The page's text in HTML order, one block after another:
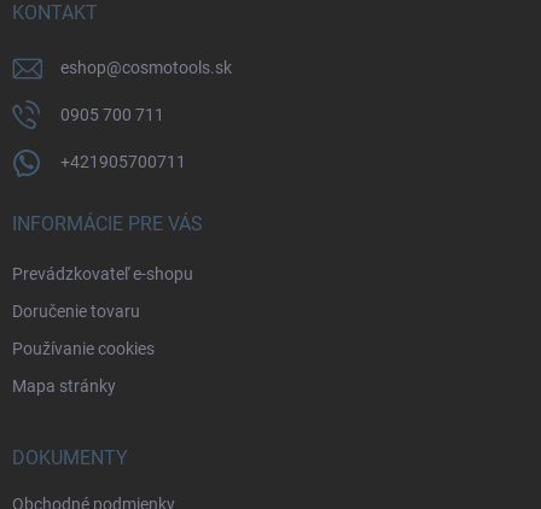
KONTAKT
eshop@cosmotools.sk
0905 700 711
+421905700711
INFORMÁCIE PRE VÁS
Prevádzkovateľ e-shopu
Doručenie tovaru
Používanie cookies
Mapa stránky
DOKUMENTY
Obchodné podmienky